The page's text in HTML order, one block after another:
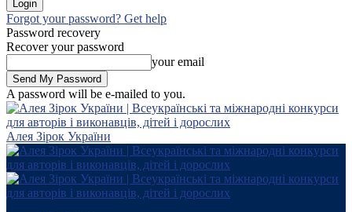
Forgot your password? Get help
Password recovery
Recover your password
your email
A password will be e-mailed to you.
Алея Зірок України